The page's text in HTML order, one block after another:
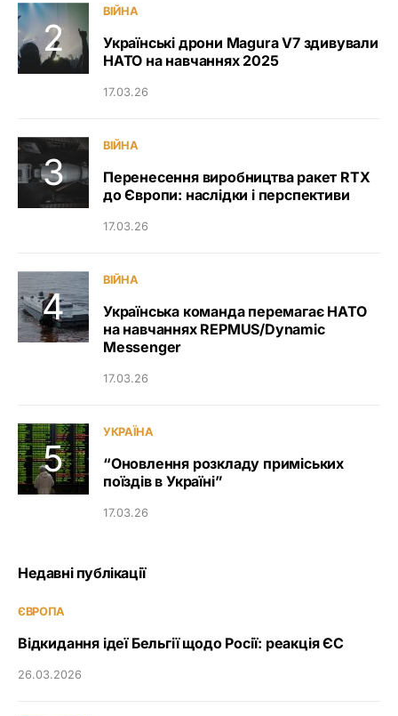
ВІЙНА
Українські дрони Magura V7 здивували
НАТО на навчаннях 2025
17.03.26
ВІЙНА
Перенесення виробництва ракет RTX
до Європи: наслідки і перспективи
17.03.26
ВІЙНА
Українська команда перемагає НАТО
на навчаннях REPMUS/Dynamic
Messenger
17.03.26
УКРАЇНА
“Оновлення розкладу приміських
поїздів в Україні”
17.03.26
Недавні публікації
ЄВРОПА
Відкидання ідеї Бельгії щодо Росії: реакція ЄС
26.03.2026